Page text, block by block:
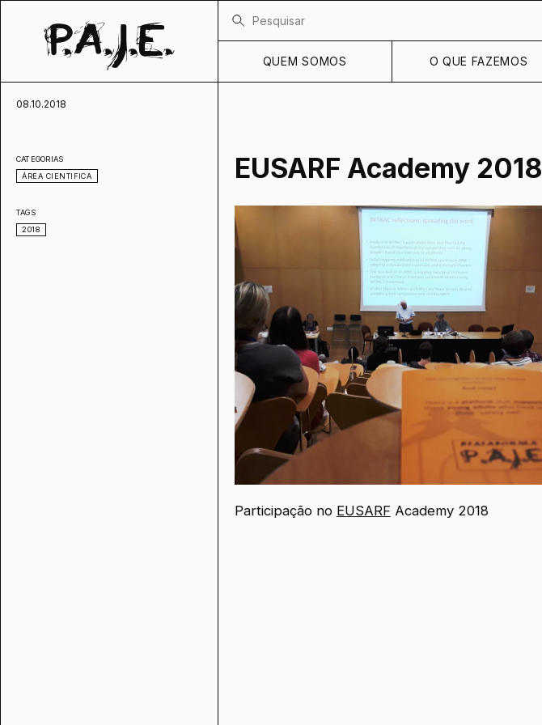
QUEM SOMOS O QUE FAZEMOS
08.10.2018
CATEGORIAS
ÁREA CIENTIFICA
TAGS
2018
EUSARF Academy 2018
Participação no EUSARF Academy 2018